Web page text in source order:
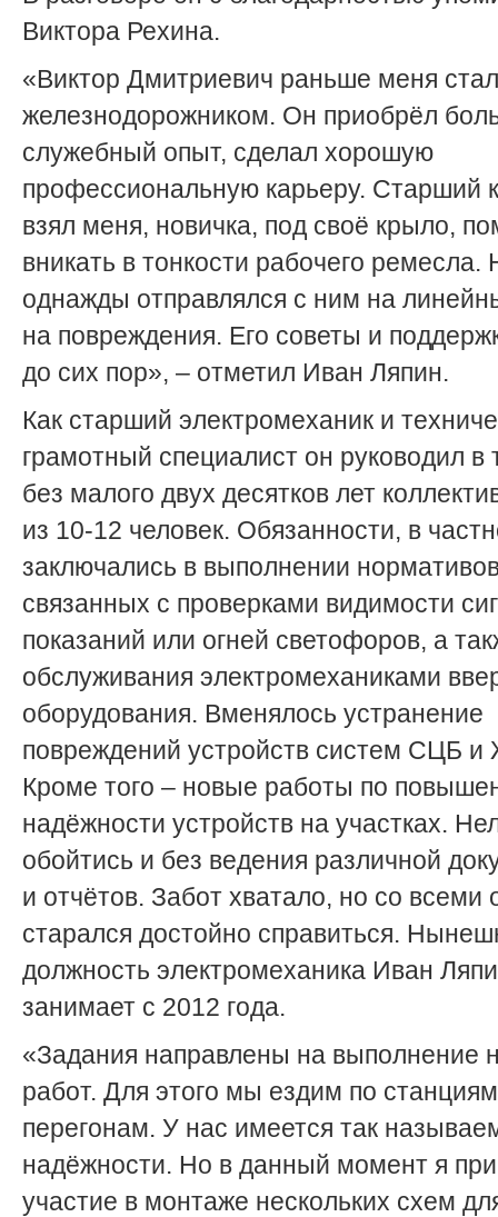
Виктора Рехина.
«Виктор Дмитриевич раньше меня стал
железнодорожником. Он приобрёл
служебный опыт, сделал хорошую
профессиональную карьеру. Старший
взял меня, новичка, под своё крыло,
вникать в тонкости рабочего ремесла.
однажды отправлялся с ним на
на повреждения. Его советы и
до сих пор», – отметил Иван Ляпин.
Как старший электромеханик и
грамотный специалист он руководил в
без малого двух десятков лет
из 10-12 человек. Обязанности, в
заключались в выполнении
связанных с проверками видимости
показаний или огней светофоров, а
обслуживания электромеханиками
оборудования. Вменялось устранение
повреждений устройств систем СЦБ и
Кроме того – новые работы по
надёжности устройств на участках.
обойтись и без ведения различной
и отчётов. Забот хватало, но со всеми
старался достойно справиться.
должность электромеханика Иван
занимает с 2012 года.
«Задания направлены на выполнение
работ. Для этого мы ездим по
перегонам. У нас имеется так
надёжности. Но в данный момент я
участие в монтаже нескольких схем